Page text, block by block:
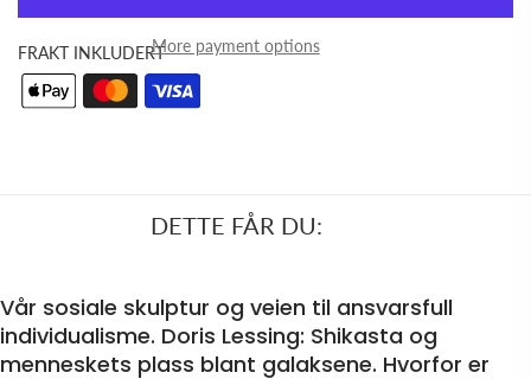
More payment options
FRAKT INKLUDERT
DETTE FÅR DU:
Vår sosiale skulptur og veien til ansvarsfull
individualisme. Doris Lessing: Shikasta og
menneskets plass blant galaksene. Hvorfor er